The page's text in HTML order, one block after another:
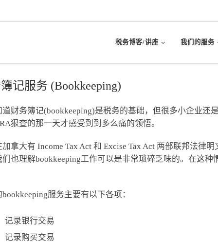
税务博客/讲座 我们的服务
记服务 (Bookkeeping)
道财务簿记(bookkeeping)是税务的基础，但很多小企业还
狠查的那一天才感受到到多么痛的领悟。
拿大有 Income Tax Act 和 Excise Tax Act 两部联邦法律
们也理解bookkeeping工作可以是非常琐碎乏味的。在这
服务主要有以下各项：
记录银行交易
记录购买交易